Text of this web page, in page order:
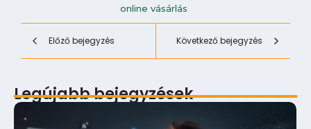
online vásárlás
Előző bejegyzés Következő bejegyzés
Legújabb bejegyzések